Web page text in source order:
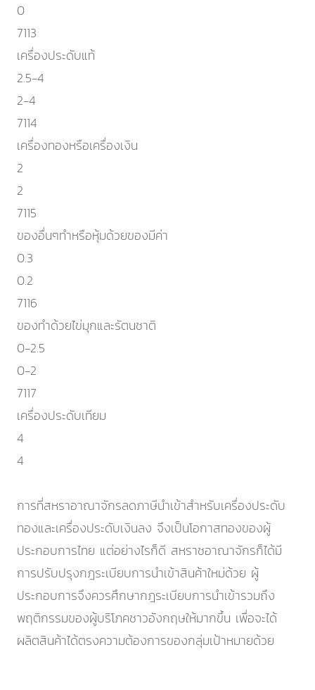
0
7113
เครื่องประดับแท้
2.5-4
2-4
7114
เครื่องทองหรือเครื่องเงิน
2
2
7115
ของอื่นๆทำหรือหุ้มด้วยของมีค่า
0.3
0.2
7116
ของทำด้วยไข่มุกและรัตนชาติ
0-2.5
0-2
7117
เครื่องประดับเทียม
4
4
การที่สหราอาณาจักรลดภาษีนำเข้าสำหรับเครื่องประดับ
ทองและเครื่องประดับเงินลง จึงเป็นโอกาสทองของผู้
ประกอบการไทย แต่อย่างไรก็ดี สหราชอาณาจักรก็ได้มี
การปรับปรุงกฎระเบียบการนำเข้าสินค้าใหม่ด้วย ผู้
ประกอบการจึงควรศึกษากฎระเบียบการนำเข้ารวมถึง
พฤติกรรมของผู้บริโภคชาวอังกฤษให้มากขึ้น เพื่อจะได้
ผลิตสินค้าได้ตรงความต้องการของกลุ่มเป้าหมายด้วย